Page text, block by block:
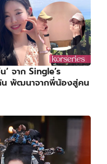
จาก Single’s
น พัฒนาจากพี่น้องสู่คน